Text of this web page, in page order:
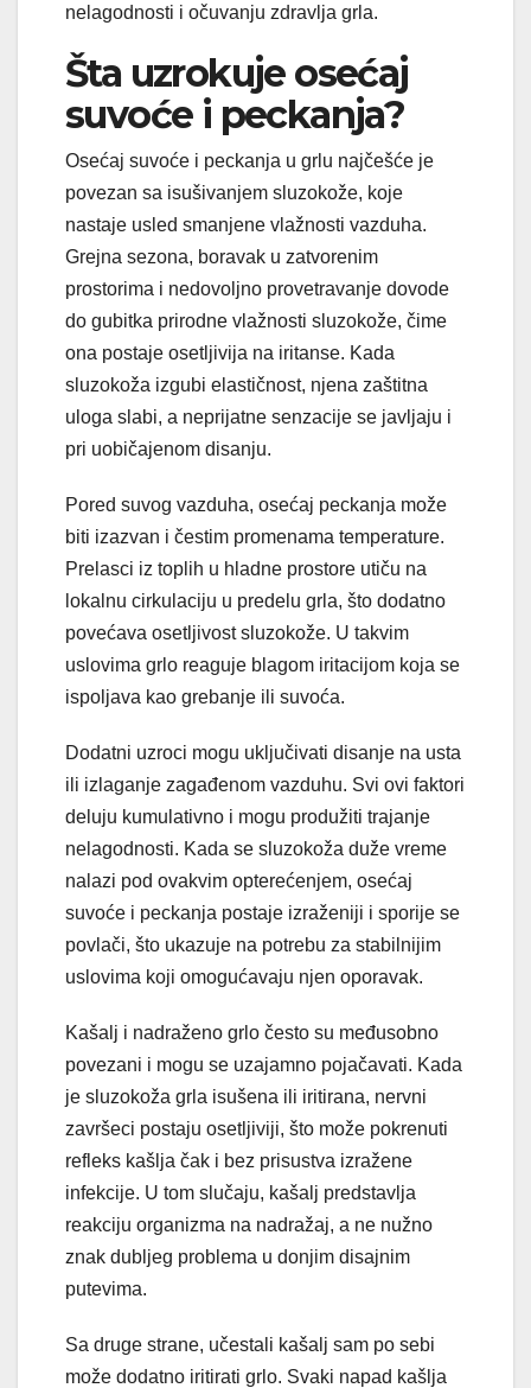
nelagodnosti i očuvanju zdravlja grla.
Šta uzrokuje osećaj
suvoće i peckanja?
Osećaj suvoće i peckanja u grlu najčešće je
povezan sa isušivanjem sluzokože, koje
nastaje usled smanjene vlažnosti vazduha.
Grejna sezona, boravak u zatvorenim
prostorima i nedovoljno provetravanje dovode
do gubitka prirodne vlažnosti sluzokože, čime
ona postaje osetljivija na iritanse. Kada
sluzokoža izgubi elastičnost, njena zaštitna
uloga slabi, a neprijatne senzacije se javljaju i
pri uobičajenom disanju.
Pored suvog vazduha, osećaj peckanja može
biti izazvan i čestim promenama temperature.
Prelasci iz toplih u hladne prostore utiču na
lokalnu cirkulaciju u predelu grla, što dodatno
povećava osetljivost sluzokože. U takvim
uslovima grlo reaguje blagom iritacijom koja se
ispoljava kao grebanje ili suvoća.
Dodatni uzroci mogu uključivati disanje na usta
ili izlaganje zagađenom vazduhu. Svi ovi faktori
deluju kumulativno i mogu produžiti trajanje
nelagodnosti. Kada se sluzokoža duže vreme
nalazi pod ovakvim opterećenjem, osećaj
suvoće i peckanja postaje izraženiji i sporije se
povlači, što ukazuje na potrebu za stabilnijim
uslovima koji omogućavaju njen oporavak.
Kašalj i nadraženo grlo često su međusobno
povezani i mogu se uzajamno pojačavati. Kada
je sluzokoža grla isušena ili iritirana, nervni
završeci postaju osetljiviji, što može pokrenuti
refleks kašlja čak i bez prisustva izražene
infekcije. U tom slučaju, kašalj predstavlja
reakciju organizma na nadražaj, a ne nužno
znak dubljeg problema u donjim disajnim
putevima.
Sa druge strane, učestali kašalj sam po sebi
može dodatno iritirati grlo. Svaki napad kašlja